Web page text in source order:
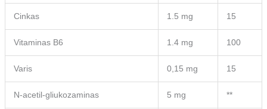
Cinkas 1.5 mg 15
Vitaminas B6 1.4 mg 100
Varis 0,15 mg 15
N-acetil-gliukozaminas 5 mg **